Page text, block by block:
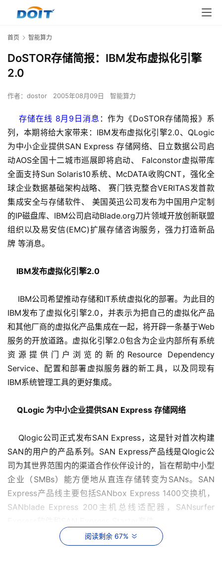
首页 智能算力
DoSTOR存储简报：IBM发布虚拟化引擎
2.0
作者： dostor 2005年08月09日 智能算力
存储在线 8月9日消息 ：作为《DoSTOR存储简报》系
列，本期将给大家带来：IBM发布虚拟化引擎2.0、QLogic
为中小企业提供SAN Express 存储网络、日立数据公司启
动AOS全国十二城市巡展即将启动、 Falconstor虚拟带库
全面支持Sun Solaris10系统、McDATA收购CNT，强化全
球企业数据基础架构战略、 赛门铁克整合VERITAS发首款
集成安全与存储软件、 美国英迅公司发布为中国用户定制
的IP磁盘库、IBM公司启动Blade.org刀片领域开放创新联盟
组织以及易安信(EMC)扩展存储咨询服务，强力打造新品
牌 等消息。
IBM发布虚拟化引擎2.0
IBM公司希望推动存储和IT系统虚拟化的部署。为此目的
IBM发布了虚拟化引擎2.0，并表示为把自己的虚拟化产品
和其他厂商的虚拟化产品集成在一起，将开辟一条基于Web
服务的开放道路。虚拟化引擎2.0包含为企业内部所有系统
资源提供门户浏览的新的Resource Dependency
Service、配置和部署虚拟服务器的新工具，以及同现有
IBM系统管理工具的更好集成。
QLogic 为中小企业提供SAN Express 存储网络
Qlogic公司正式发布SAN Express，这是针对首次构建
SAN的用户的产品系列。SAN Express产品线是Qlogic公
司为其世界范围内的渠道合作伙伴设计的，旨在帮助中小型
企业（SMBs）能方便地从直连存储转变为SANs。SAN
Express产品线主要包括SANbox Express 1400交换机，
SANblade Express 200主机总线适配器，SANsurfer
日立数据公司启动AOS全国十二城市巡展即将启动
阅读剩余 67%